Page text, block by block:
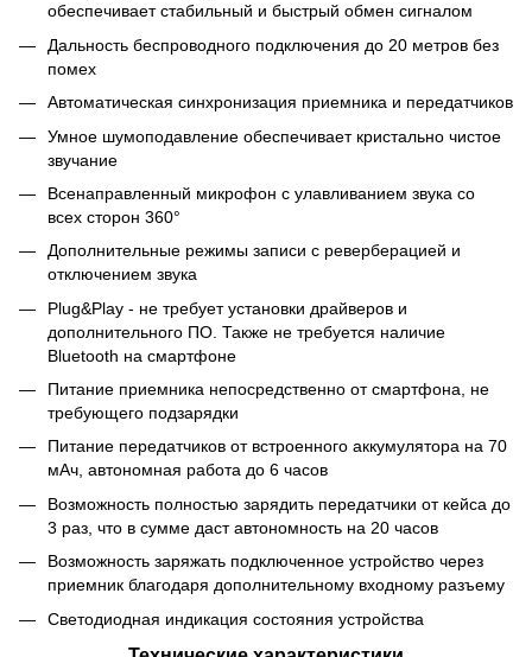
обеспечивает стабильный и быстрый обмен сигналом
Дальность беспроводного подключения до 20 метров без
помех
Автоматическая синхронизация приемника и передатчиков
Умное шумоподавление обеспечивает кристально чистое
звучание
Всенаправленный микрофон с улавливанием звука со
всех сторон 360°
Дополнительные режимы записи с реверберацией и
отключением звука
Plug&Play - не требует установки драйверов и
дополнительного ПО. Также не требуется наличие
Bluetooth на смартфоне
Питание приемника непосредственно от смартфона, не
требующего подзарядки
Питание передатчиков от встроенного аккумулятора на 70
мАч, автономная работа до 6 часов
Возможность полностью зарядить передатчики от кейса до
3 раз, что в сумме даст автономность на 20 часов
Возможность заряжать подключенное устройство через
приемник благодаря дополнительному входному разъему
Светодиодная индикация состояния устройства